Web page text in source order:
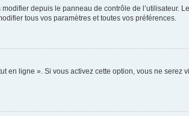
depuis le panneau de contrôle de l’utilisateur.
tous vos paramètres et toutes vos préférences.
en ligne ». Si vous activez cette option, vous ne serez